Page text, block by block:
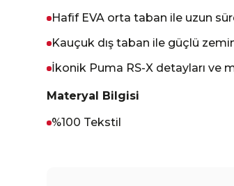
Hafif EVA orta taban ile uzun
Kauçuk dış taban ile güçlü
İkonik Puma RS-X detayları ve
Materyal Bilgisi
%100 Tekstil